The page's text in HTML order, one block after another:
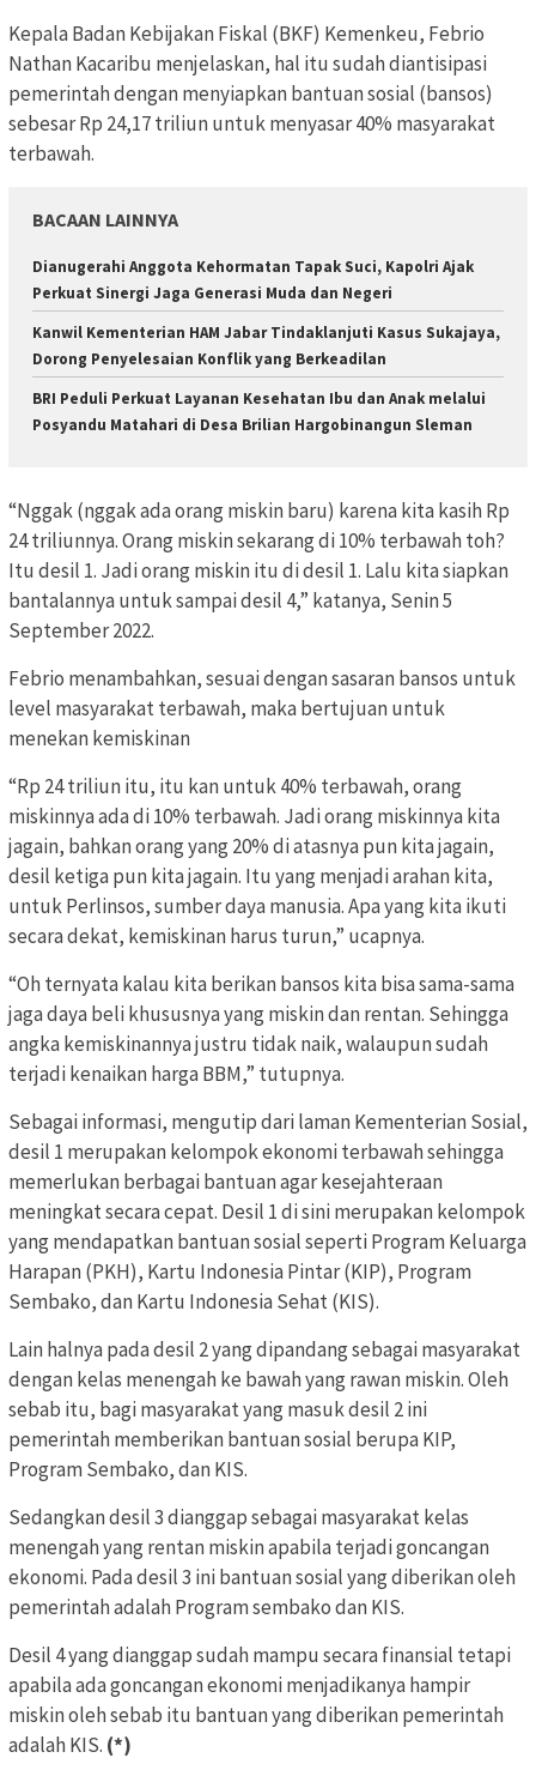
Kepala Badan Kebijakan Fiskal (BKF) Kemenkeu, Febrio
Nathan Kacaribu menjelaskan, hal itu sudah diantisipasi
pemerintah dengan menyiapkan bantuan sosial (bansos)
sebesar Rp 24,17 triliun untuk menyasar 40% masyarakat
terbawah.
BACAAN LAINNYA
Dianugerahi Anggota Kehormatan Tapak Suci, Kapolri Ajak
Perkuat Sinergi Jaga Generasi Muda dan Negeri
Kanwil Kementerian HAM Jabar Tindaklanjuti Kasus Sukajaya,
Dorong Penyelesaian Konflik yang Berkeadilan
BRI Peduli Perkuat Layanan Kesehatan Ibu dan Anak melalui
Posyandu Matahari di Desa Brilian Hargobinangun Sleman
“Nggak (nggak ada orang miskin baru) karena kita kasih Rp
24 triliunnya. Orang miskin sekarang di 10% terbawah toh?
Itu desil 1. Jadi orang miskin itu di desil 1. Lalu kita siapkan
bantalannya untuk sampai desil 4,” katanya, Senin 5
September 2022.
Febrio menambahkan, sesuai dengan sasaran bansos untuk
level masyarakat terbawah, maka bertujuan untuk
menekan kemiskinan
“Rp 24 triliun itu, itu kan untuk 40% terbawah, orang
miskinnya ada di 10% terbawah. Jadi orang miskinnya kita
jagain, bahkan orang yang 20% di atasnya pun kita jagain,
desil ketiga pun kita jagain. Itu yang menjadi arahan kita,
untuk Perlinsos, sumber daya manusia. Apa yang kita ikuti
secara dekat, kemiskinan harus turun,” ucapnya.
“Oh ternyata kalau kita berikan bansos kita bisa sama-sama
jaga daya beli khususnya yang miskin dan rentan. Sehingga
angka kemiskinannya justru tidak naik, walaupun sudah
terjadi kenaikan harga BBM,” tutupnya.
Sebagai informasi, mengutip dari laman Kementerian Sosial,
desil 1 merupakan kelompok ekonomi terbawah sehingga
memerlukan berbagai bantuan agar kesejahteraan
meningkat secara cepat. Desil 1 di sini merupakan kelompok
yang mendapatkan bantuan sosial seperti Program Keluarga
Harapan (PKH), Kartu Indonesia Pintar (KIP), Program
Sembako, dan Kartu Indonesia Sehat (KIS).
Lain halnya pada desil 2 yang dipandang sebagai masyarakat
dengan kelas menengah ke bawah yang rawan miskin. Oleh
sebab itu, bagi masyarakat yang masuk desil 2 ini
pemerintah memberikan bantuan sosial berupa KIP,
Program Sembako, dan KIS.
Sedangkan desil 3 dianggap sebagai masyarakat kelas
menengah yang rentan miskin apabila terjadi goncangan
ekonomi. Pada desil 3 ini bantuan sosial yang diberikan oleh
pemerintah adalah Program sembako dan KIS.
Desil 4 yang dianggap sudah mampu secara finansial tetapi
apabila ada goncangan ekonomi menjadikanya hampir
miskin oleh sebab itu bantuan yang diberikan pemerintah
adalah KIS. (*)